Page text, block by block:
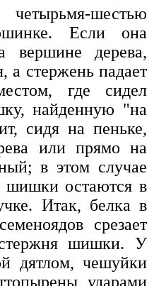
шестью
Если она
дерева,
а стержень падает
где сидел
найденную "на
сидя на пеньке,
или прямо на
в этом случае
шишки остаются в
Итак, белка в
срезает
шишки. У
дятлом, чешуйки
ударами